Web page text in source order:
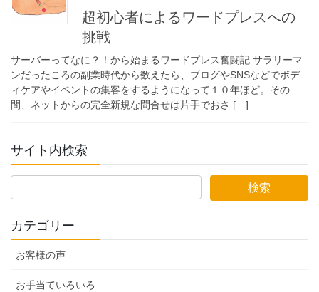
超初心者によるワードプレスへの
挑戦
サーバーってなに？！から始まるワードプレス奮闘記 サラリーマ
ンだったころの副業時代から数えたら、ブログやSNSなどでボデ
ィケアやイベントの集客をするようになって１０年ほど。その
間、ネットからの完全新規な問合せは片手でおさ […]
サイト内検索
カテゴリー
お客様の声
お手当ていろいろ